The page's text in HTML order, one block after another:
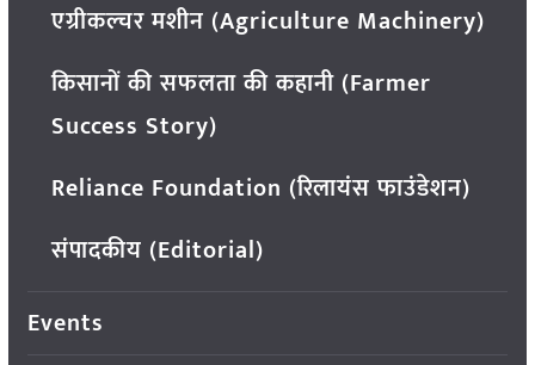
एग्रीकल्चर मशीन (Agriculture Machinery)
किसानों की सफलता की कहानी (Farmer
Success Story)
Reliance Foundation (रिलायंस फाउंडेशन)
संपादकीय (Editorial)
Events